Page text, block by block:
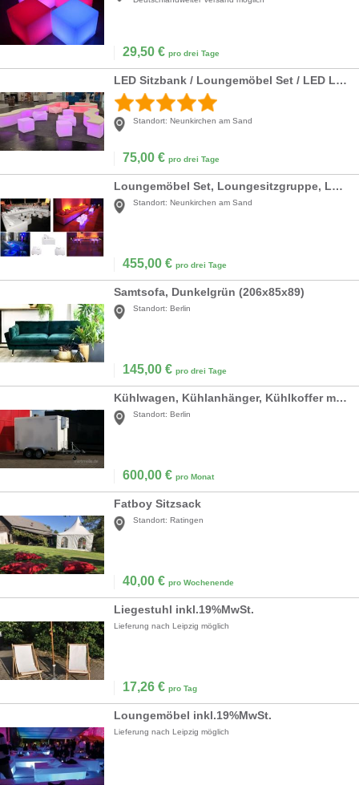
29,50 € pro drei Tage
LED Sitzbank / Loungemöbel Set / LED Lounge Sitzgruppe / Loungebank / LED Snake / Akku LED
Standort: Neunkirchen am Sand
75,00 € pro drei Tage
Loungemöbel Set, Loungesitzgruppe, Loungetisch LED beleuchtet
Standort: Neunkirchen am Sand
455,00 € pro drei Tage
Samtsofa, Dunkelgrün (206x85x89)
Standort: Berlin
145,00 € pro drei Tage
Kühlwagen, Kühlanhänger, Kühlkoffer mieten - Miet mich!
Standort: Berlin
600,00 € pro Monat
Fatboy Sitzsack
Standort: Ratingen
40,00 € pro Wochenende
Liegestuhl inkl.19%MwSt.
Lieferung nach Leipzig möglich
17,26 € pro Tag
Loungemöbel inkl.19%MwSt.
Lieferung nach Leipzig möglich